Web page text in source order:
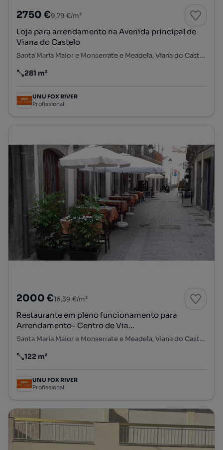
2750 €9,79 €/m²
Loja para arrendamento na Avenida principal de
Viana do Castelo
Santa Maria Maior e Monserrate e Meadela, Viana do Castelo, Viana do Castelo
Preço por metro quadrado
281 m²
UNU FOX RIVER
Profissional
2000 €16,39 €/m²
Restaurante em pleno funcionamento para
Arrendamento- Centro de Via...
Santa Maria Maior e Monserrate e Meadela, Viana do Castelo, Viana do Castelo
Preço por metro quadrado
122 m²
UNU FOX RIVER
Profissional